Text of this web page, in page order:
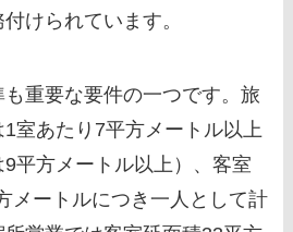
けられています。
重要な要件の一つです。旅
室あたり7平方メートル以上
9平方メートル以上）、客室
メートルにつき一人として計